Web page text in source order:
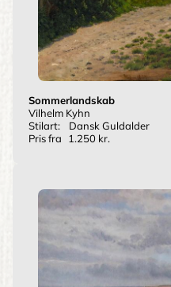
Sommerlandskab
Vilhelm Kyhn
Stilart:
Dansk Guldalder
Pris fra
1.250 kr.